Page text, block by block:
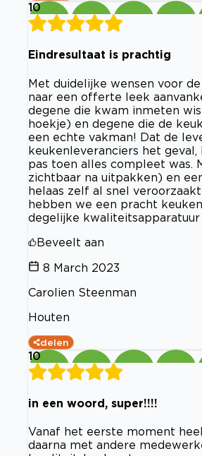
10
Eindresultaat is prachtig
Met duidelijke wensen voor
naar een offerte leek
degene die kwam inmeten
hoekje) en degene die de
een echte vakman! Dat de
keukenleveranciers het
pas toen alles compleet was.
zichtbaar na uitpakken) en
helaas zelf al snel
hebben we een pracht
degelijke
Beveelt aan
8 March 2023
Carolien Steenman
Houten
delen
10
in een woord, super!!!!
Vanaf het eerste moment
daarna met andere